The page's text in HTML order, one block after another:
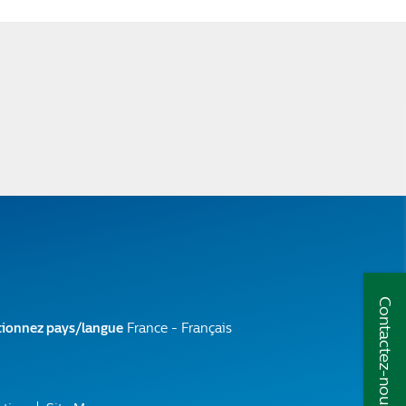
pays/langue France - Français Contactez-nous